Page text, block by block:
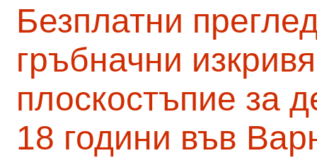
Безплатни
гръбначни
плоскостъпие за
18 години във